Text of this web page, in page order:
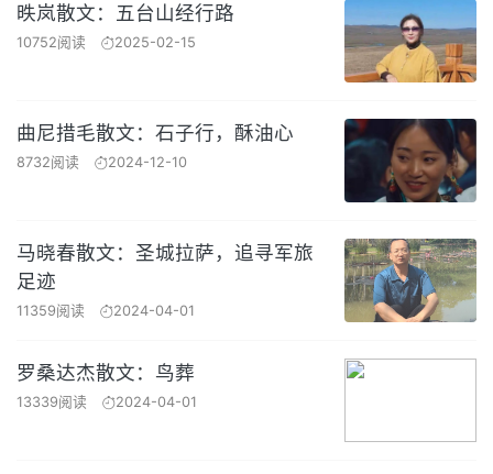
昳岚散文：五台山经行路
10752阅读 2025-02-15
曲尼措毛散文：石子行，酥油心
8732阅读 2024-12-10
马晓春散文：圣城拉萨，追寻军旅
足迹
11359阅读 2024-04-01
罗桑达杰散文：鸟葬
13339阅读 2024-04-01